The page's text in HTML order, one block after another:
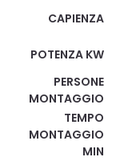
CAPIENZA
POTENZA KW
PERSONE
MONTAGGIO
TEMPO
MONTAGGIO
MIN